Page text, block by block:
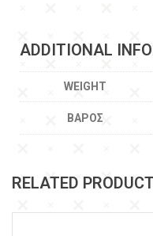
ADDITIONAL
WEIGHT
ΒΆΡΟΣ
RELATED